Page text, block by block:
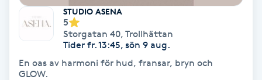
BarnklippningSTUDIO ASENA
5
Storgatan 40, Trollhättan
Tider fr. 13:45, sön 9 aug.
En oas av harmoni för hud, fransar, bryn och
GLOW.